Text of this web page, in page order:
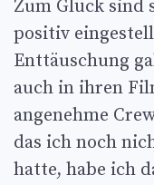
Zum Glück sind
positiv
Enttäuschung
auch in ihren
angenehme
das ich noch
hatte, habe ich